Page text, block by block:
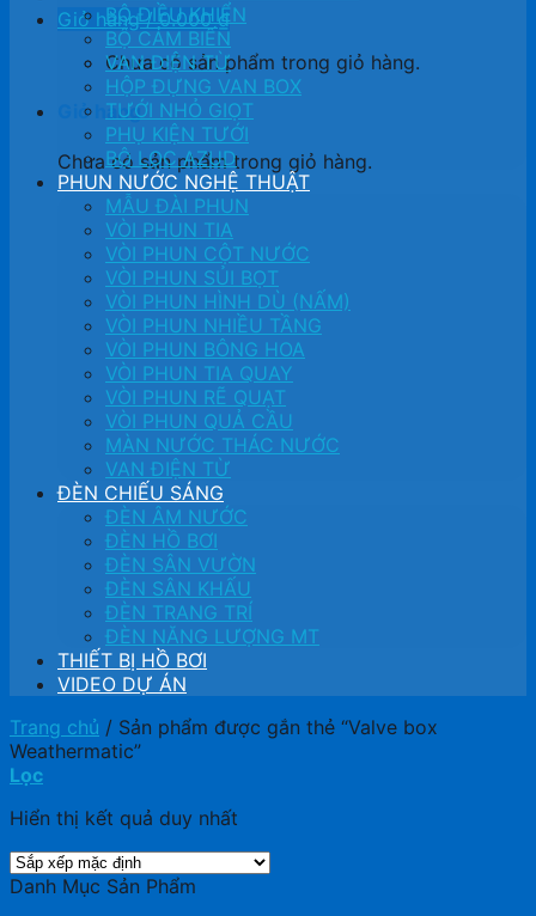
Giỏ hàng /0.000₫
Chưa có sản phẩm trong giỏ hàng.
Giỏ hàng
Chưa có sản phẩm trong giỏ hàng.
BỘ ĐIỀU KHIỂN
BỘ CẢM BIẾN
VAN ĐIỆN TỪ
HỘP ĐỰNG VAN BOX
TƯỚI NHỎ GIỌT
PHỤ KIỆN TƯỚI
BỘ LỌC AZUD
PHUN NƯỚC NGHỆ THUẬT
MẪU ĐÀI PHUN
VÒI PHUN TIA
VÒI PHUN CỘT NƯỚC
VÒI PHUN SỦI BỌT
VÒI PHUN HÌNH DÙ (NẤM)
VÒI PHUN NHIỀU TẦNG
VÒI PHUN BÔNG HOA
VÒI PHUN TIA QUAY
VÒI PHUN RẼ QUẠT
VÒI PHUN QUẢ CẦU
MÀN NƯỚC THÁC NƯỚC
VAN ĐIỆN TỪ
ĐÈN CHIẾU SÁNG
ĐÈN ÂM NƯỚC
ĐÈN HỒ BƠI
ĐÈN SÂN VƯỜN
ĐÈN SÂN KHẤU
ĐÈN TRANG TRÍ
ĐÈN NĂNG LƯỢNG MT
THIẾT BỊ HỒ BƠI
VIDEO DỰ ÁN
Trang chủ / Sản phẩm được gắn thẻ “Valve box
Weathermatic”
Lọc
Hiển thị kết quả duy nhất
Danh Mục Sản Phẩm